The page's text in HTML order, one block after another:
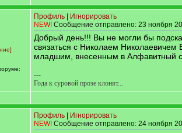
Профиль
Игнорировать
NEW! Сообщение отправлено: 23 ноября
Добрый день!!! Вы не могли бы
связаться с Николаем
младшим, внесенным в Алфавитный
---
Года к суровой прозе клонят...
Профиль
Игнорировать
NEW! Сообщение отправлено: 24 ноября